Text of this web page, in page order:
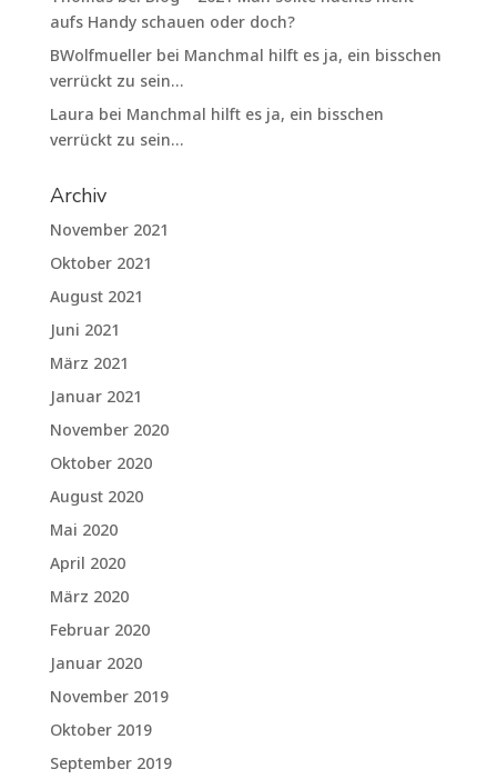
aufs Handy schauen oder doch?
BWolfmuellerbei Manchmal hilft es ja, ein bisschen
verrückt zu sein…
Laura bei Manchmal hilft es ja, ein bisschen
verrückt zu sein…
Archiv
November 2021
Oktober 2021
August 2021
Juni 2021
März 2021
Januar 2021
November 2020
Oktober 2020
August 2020
Mai 2020
April 2020
März 2020
Februar 2020
Januar 2020
November 2019
Oktober 2019
September 2019